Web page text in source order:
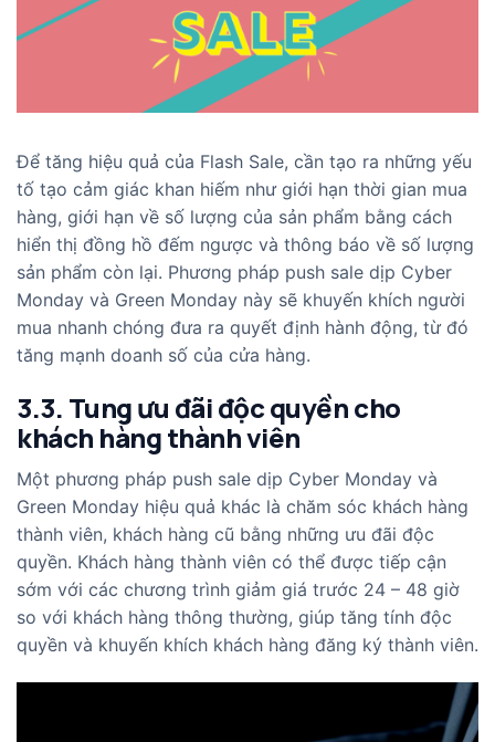
Để tăng hiệu quả của Flash Sale, cần tạo ra những yếu
tố tạo cảm giác khan hiếm như giới hạn thời gian mua
hàng, giới hạn về số lượng của sản phẩm bằng cách
hiển thị đồng hồ đếm ngược và thông báo về số lượng
sản phẩm còn lại. Phương pháp push sale dịp Cyber
Monday và Green Monday này sẽ khuyến khích người
mua nhanh chóng đưa ra quyết định hành động, từ đó
tăng mạnh doanh số của cửa hàng.
3.3. Tung ưu đãi độc quyền cho
khách hàng thành viên
Một phương pháp push sale dịp Cyber Monday và
Green Monday hiệu quả khác là chăm sóc khách hàng
thành viên, khách hàng cũ bằng những ưu đãi độc
quyền. Khách hàng thành viên có thể được tiếp cận
sớm với các chương trình giảm giá trước 24 – 48 giờ
so với khách hàng thông thường, giúp tăng tính độc
quyền và khuyến khích khách hàng đăng ký thành viên.